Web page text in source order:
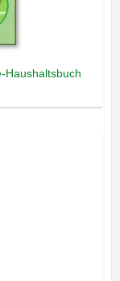
Haushaltsbuch